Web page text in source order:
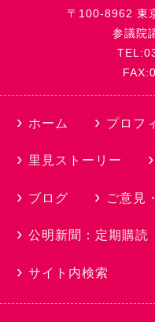
〒100-8962 東
参議院
ホーム プロフ
里見ストーリー
ブログ ご意見
公明新聞：定期購読
サイト内検索